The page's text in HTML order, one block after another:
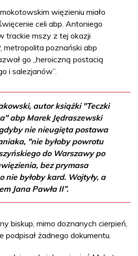
więzieniu miało
celi abp. Antoniego
trackie mszy z tej okazji
metropolita poznański abp
go „heroiczną postacią
i salezjanów”.
autor książki "Teczki
abp Marek Jędraszewski
nie nieugięta postawa
"nie byłoby powrotu
do Warszawy po
bez prymasa
nie byłoby kard. Wojtyły, a
Jana Pawła II”.
biskup, mimo doznanych cierpień,
podpisał żadnego dokumentu.